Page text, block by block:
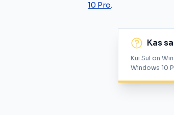
10 Pro.
Kas
Kui Sul on
Windows 10